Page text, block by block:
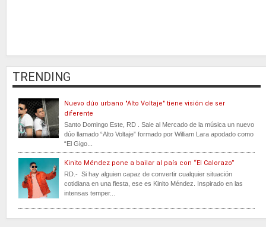
TRENDING
Nuevo dúo urbano "Alto Voltaje" tiene visión de ser
diferente
Santo Domingo Este, RD . Sale al Mercado de la música un nuevo
dúo llamado “Alto Voltaje” formado por William Lara apodado como
“El Gigo...
Kinito Méndez pone a bailar al país con “El Calorazo”
RD.- Si hay alguien capaz de convertir cualquier situación
cotidiana en una fiesta, ese es Kinito Méndez. Inspirado en las
intensas temper...